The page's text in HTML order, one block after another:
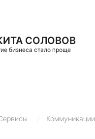
СОЛОВОВ
бизнеса стало проще
Коммуникации